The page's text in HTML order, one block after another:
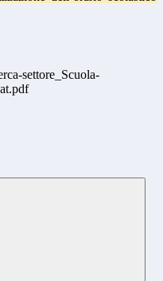
settore_Scuola-